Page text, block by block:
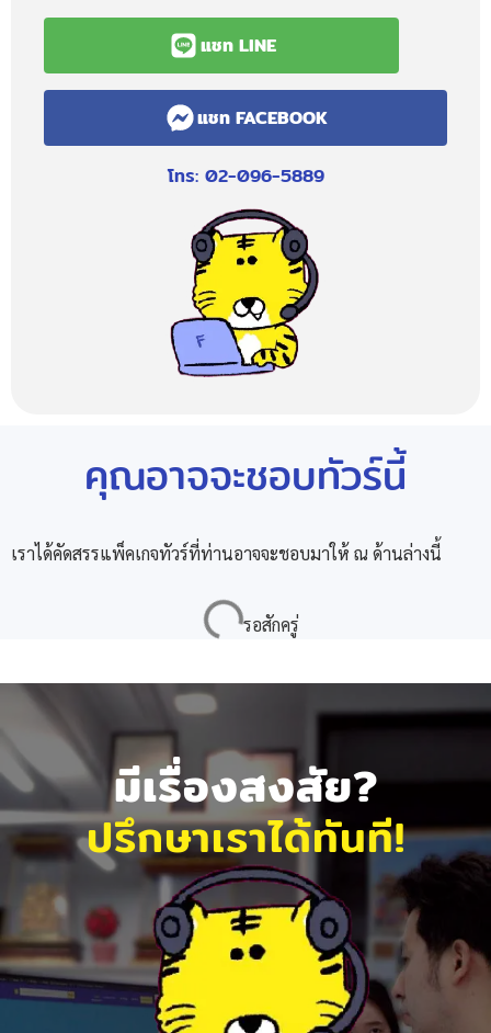
แชท LINE
แชท FACEBOOK
โทร: 02-096-5889
คุณอาจจะชอบทัวร์นี้
เราได้คัดสรรแพ็คเกจทัวร์ที่ท่านอาจจะชอบมาให้ ณ ด้านล่างนี้
มีเรื่องสงสัย?
ปรึกษาเราได้ทันที!